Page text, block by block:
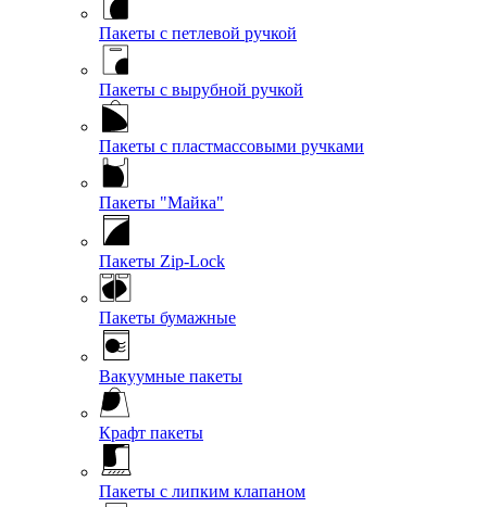
Пакеты с петлевой ручкой
Пакеты с вырубной ручкой
Пакеты с пластмассовыми ручками
Пакеты "Майка"
Пакеты Zip-Lock
Пакеты бумажные
Вакуумные пакеты
Крафт пакеты
Пакеты с липким клапаном